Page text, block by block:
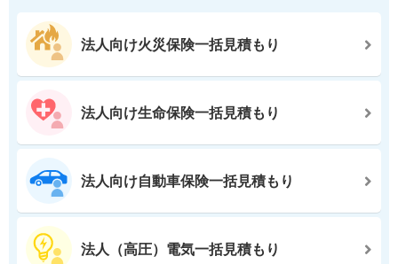
法人向け火災保険一括見積もり
法人向け生命保険一括見積もり
法人向け自動車保険一括見積もり
法人（高圧）電気一括見積もり